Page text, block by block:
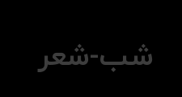
شب-شعر